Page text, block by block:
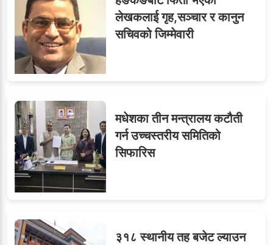
लेखकलाई गृह,सञ्चार र कानुन
सचिवको जिम्मेवारी
मधेशका तीन मन्त्रालय कटौती
गर्न उच्चस्तरीय समितिको
सिफारिस
३१८ स्थानीय तह बजेट ल्याउन